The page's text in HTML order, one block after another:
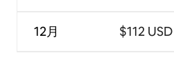
12月 $112 USD